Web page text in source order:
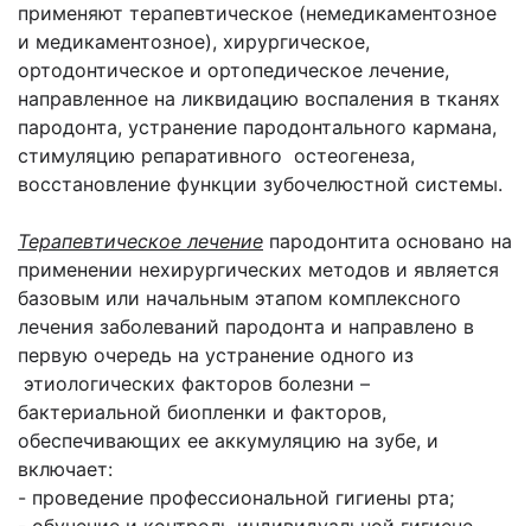
применяют терапевтическое (немедикаментозное
и медикаментозное), хирургическое,
ортодонтическое и ортопедическое лечение,
направленное на ликвидацию воспаления в тканях
пародонта, устранение пародонтального кармана,
стимуляцию репаративного остеогенеза,
восстановление функции зубочелюстной системы.
Терапевтическое лечение пародонтита основано на
применении нехирургических методов и является
базовым или начальным этапом комплексного
лечения заболеваний пародонта и направлено в
первую очередь на устранение одного из
этиологических факторов болезни –
бактериальной биопленки и факторов,
обеспечивающих ее аккумуляцию на зубе, и
включает:
- проведение профессиональной гигиены рта;